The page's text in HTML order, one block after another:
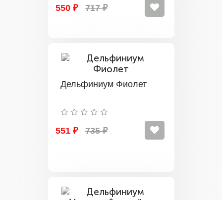
550 ₽ 717 ₽
Дельфиниум Фиолет
551 ₽ 735 ₽